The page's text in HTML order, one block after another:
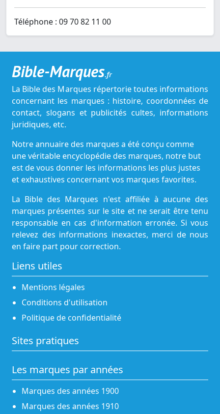
Téléphone : 09 70 82 11 00
Bible-Marques.fr
La Bible des Marques répertorie toutes informations
concernant les marques : histoire, coordonnées de
contact, slogans et publicités cultes, informations
juridiques, etc.
Notre annuaire des marques a été conçu comme
une véritable encyclopédie des marques, notre but
est de vous donner les informations les plus justes
et exhaustives concernant vos marques favorites.
La Bible des Marques n'est affiliée à aucune des
marques présentes sur le site et ne serait être tenu
responsable en cas d'information erronée. Si vous
relevez des informations inexactes, merci de nous
en faire part pour correction.
Liens utiles
Mentions légales
Conditions d'utilisation
Politique de confidentialité
Sites pratiques
Les marques par années
Marques des années 1900
Marques des années 1910